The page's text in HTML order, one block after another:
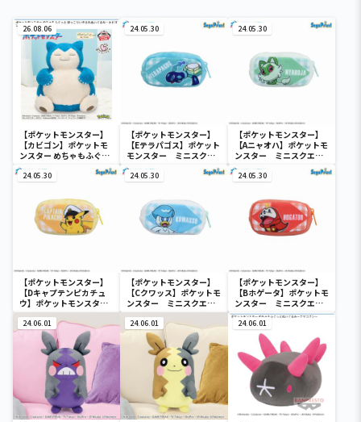
26.08.06
【ポケットモンスター】
【カビゴン】ポケットモ
ンスター めちゃもふぐっ
と ほっこりいやされぬい
ぐるみ～カビゴン～
24.05.30
【ポケットモンスター】
【Eテラパゴス】ポケット
モンスター ミニスクエ
アポーチ
24.05.30
【ポケットモンスター】
【Aニャオハ】ポケットモ
ンスター ミニスクエア
ポーチ
24.05.30
【ポケットモンスター】
【Dキャプテンピカチュ
ウ】ポケットモンスタ
ー ミニスクエアポーチ
24.05.30
【ポケットモンスター】
【Cクワッス】ポケットモ
ンスター ミニスクエア
ポーチ
24.05.30
【ポケットモンスター】
【Bホゲータ】ポケットモ
ンスター ミニスクエア
ポーチ
24.06.01 24.06.01 24.06.01